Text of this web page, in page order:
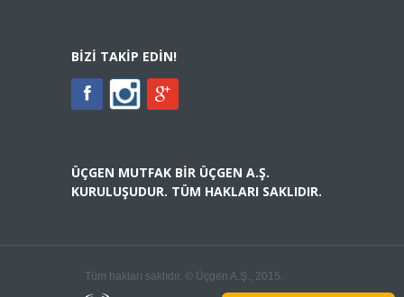
BIZI TAKIP EDIN!
ÜÇGEN MUTFAK BIR ÜÇGEN A.Ş.
KURULUŞUDUR. TÜM HAKLARI SAKLIDIR.
Tüm hakları saklıdır. © Üçgen A.Ş., 2015.